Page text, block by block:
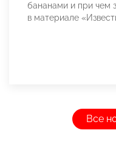
бананами и при чем
в материале
Все